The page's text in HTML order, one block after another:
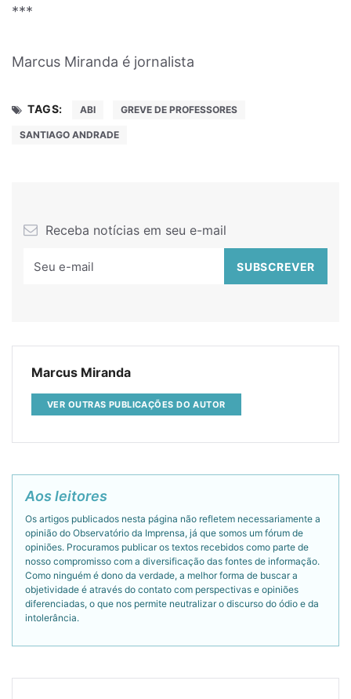
***
Marcus Miranda é jornalista
TAGS: ABI GREVE DE PROFESSORES
SANTIAGO ANDRADE
Receba notícias em seu e-mail
Marcus Miranda
VER OUTRAS PUBLICAÇÕES DO AUTOR
Aos leitores
Os artigos publicados nesta página não refletem necessariamente a
opinião do Observatório da Imprensa, já que somos um fórum de
opiniões. Procuramos publicar os textos recebidos como parte de
nosso compromisso com a diversificação das fontes de informação.
Como ninguém é dono da verdade, a melhor forma de buscar a
objetividade é através do contato com perspectivas e opiniões
diferenciadas, o que nos permite neutralizar o discurso do ódio e da
intolerância.